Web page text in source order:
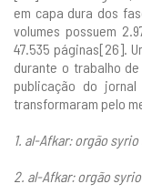
em capa dura dos
volumes possuem
47.535 páginas[26].
durante o trabalho
publicação do
transformaram pelo
1. al-Afkar: orgão
2. al-Afkar: orgão